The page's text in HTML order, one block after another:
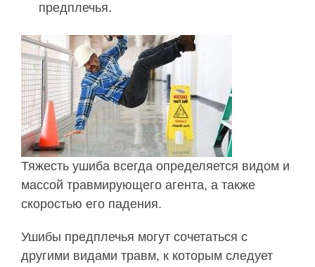
предплечья.
Тяжесть ушиба всегда определяется видом и
массой травмирующего агента, а также
скоростью его падения.
Ушибы предплечья могут сочетаться с
другими видами травм, к которым следует